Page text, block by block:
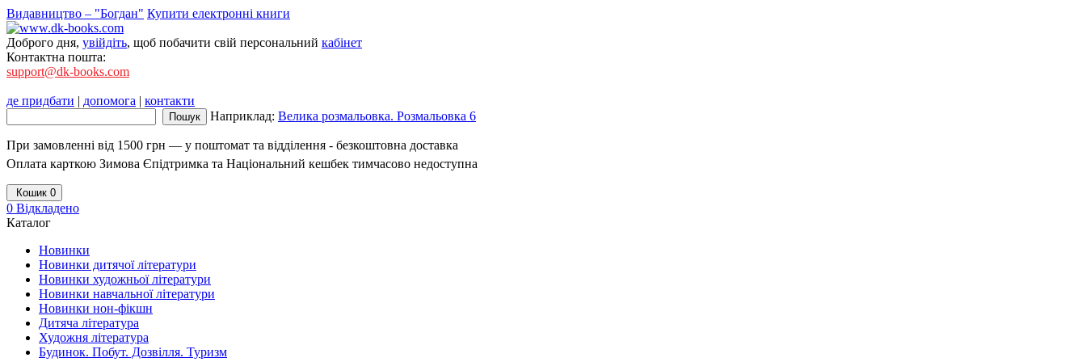
Видавництво – "Богдан" Купити електронні книги
Доброго дня, увійдіть, щоб побачити свій персональний кабінет
Контактна пошта:
support@dk-books.com
де придбати | допомога | контакти
Наприклад: Велика розмальовка. Розмальовка 6
При замовленні від 1500 грн — у поштомат та відділення - безкоштовна доставка
Оплата карткою Зимова Єпідтримка та Національний кешбек тимчасово недоступна
Кошик 0
0 Відкладено
Каталог
Новинки
Новинки дитячої літератури
Новинки художньої літератури
Новинки навчальної літератури
Новинки нон-фікшн
Дитяча література
Художня література
Будинок. Побут. Дозвілля. Туризм